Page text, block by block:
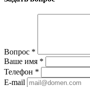
Вопрос *
Ваше имя *
Телефон *
E-mail